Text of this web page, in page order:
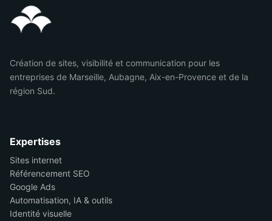
Création de sites, visibilité et communication pour les
entreprises de Marseille, Aubagne, Aix-en-Provence et de la
région Sud.
Expertises
Sites internet
Référencement SEO
Google Ads
Automatisation, IA & outils
Identité visuelle